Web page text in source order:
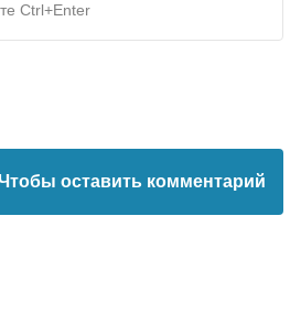
Ctrl+Enter
оставить комментарий